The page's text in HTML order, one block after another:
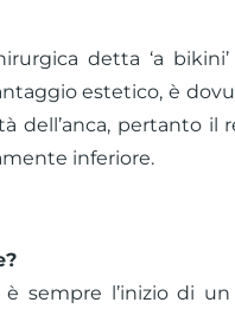
detta ‘a
estetico, è
dell’anca, pertanto il
inferiore.
sempre l’inizio di